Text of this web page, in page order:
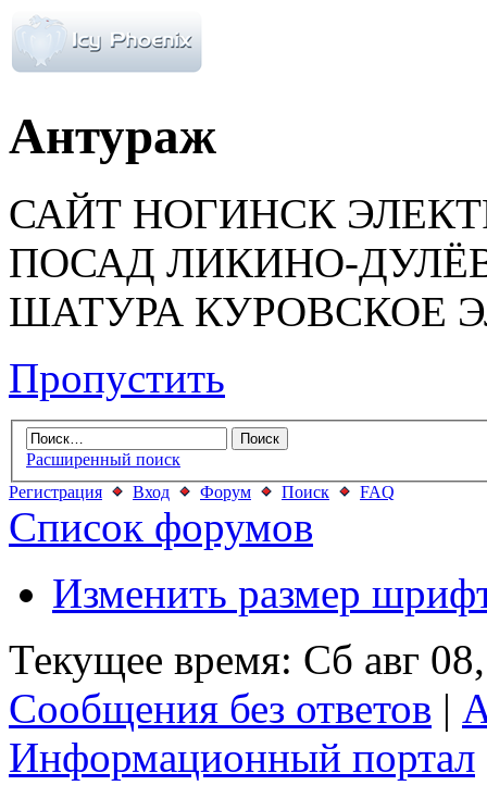
Антураж
САЙТ НОГИНСК
ПОСАД ЛИКИНО-
ШАТУРА КУРОВСКОЕ
Пропустить
Расширенный поиск
Регистрация
Вход Форум Поиск FAQ
Список форумов
Изменить размер
Текущее время: Сб авг
Сообщения без ответов |
Информационный портал